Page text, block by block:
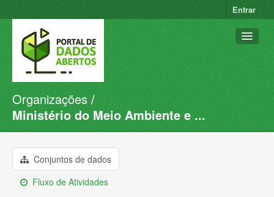
Entrar
Conjuntos de dados
Organizações
Sobre
Organizações
Ministério do Meio Ambiente e ...
Conjuntos de dados
Fluxo de Atividades